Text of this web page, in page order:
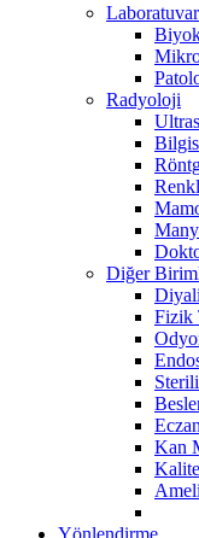
Radyoloji
Diğer
Fizik
Kan
Yönlendirme